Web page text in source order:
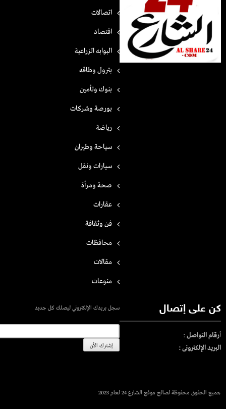
اتصالات
اقتصاد
البوابه الزراعية
بترول وطاقه
بنوك وتأمين
بورصة وشركات
رياضة
سياحة وطيران
سيارات ونقل
صحة ومرأة
عقارات
فن وثقافة
محافظات
مقالات
منوعات
كن على إتصال
أرقام التواصل :
البريد الإلكترونى :
سجل بريدك الإلكتروني ليصلك كل جديد
جميع الحقوق محفوظة لصالح موقع الشارع 24 لعام 2023